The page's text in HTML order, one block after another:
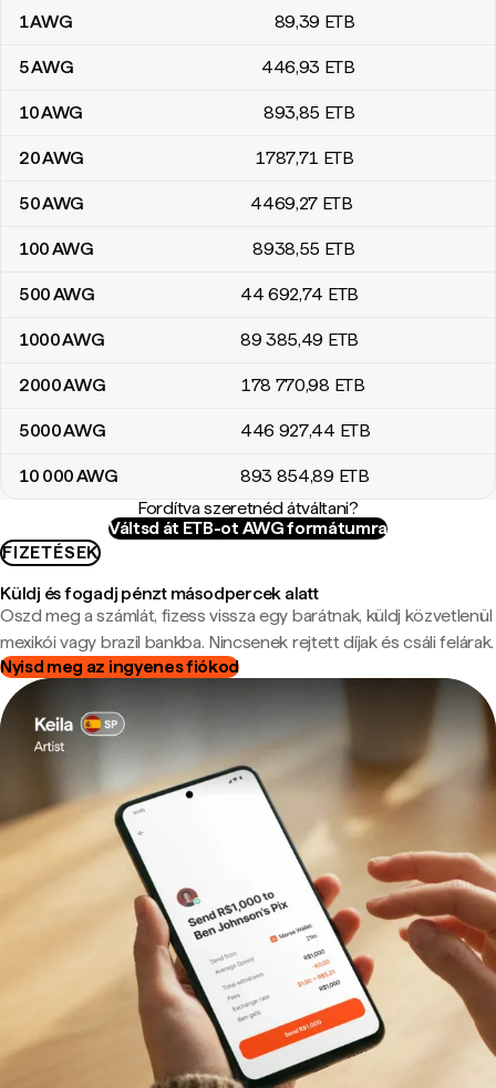
arubai florin – etiópiai birr átváltási táblázat
1AWG 89,39 ETB
5AWG 446,93 ETB
10AWG 893,85 ETB
20AWG 1787,71 ETB
50AWG 4469,27 ETB
100AWG 8938,55 ETB
500AWG 44 692,74 ETB
1000AWG 89 385,49 ETB
2000AWG 178 770,98 ETB
5000AWG 446 927,44 ETB
10 000AWG 893 854,89 ETB
Fordítva szeretnéd átváltani?
Váltsd át ETB-ot AWG formátumra
FIZETÉSEK
Küldj és fogadj pénzt másodpercek alatt
Oszd meg a számlát, fizess vissza egy barátnak, küldj közvetlenül
mexikói vagy brazil bankba. Nincsenek rejtett díjak és csáli felárak.
Nyisd meg az ingyenes fiókod